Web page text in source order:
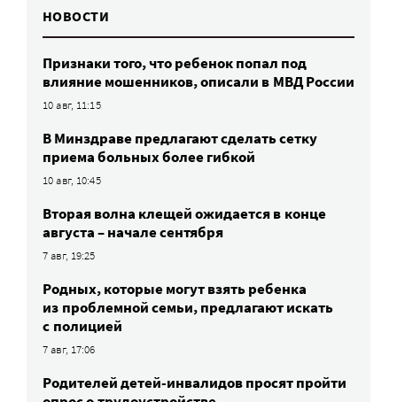
НОВОСТИ
Признаки того, что ребенок попал под
влияние мошенников, описали в МВД России
10 авг, 11:15
В Минздраве предлагают сделать сетку
приема больных более гибкой
10 авг, 10:45
Вторая волна клещей ожидается в конце
августа – начале сентября
7 авг, 19:25
Родных, которые могут взять ребенка
из проблемной семьи, предлагают искать
с полицией
7 авг, 17:06
Родителей детей-инвалидов просят пройти